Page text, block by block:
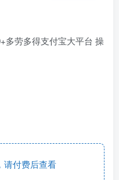
多劳多得支付宝大平台 操
付费后查看